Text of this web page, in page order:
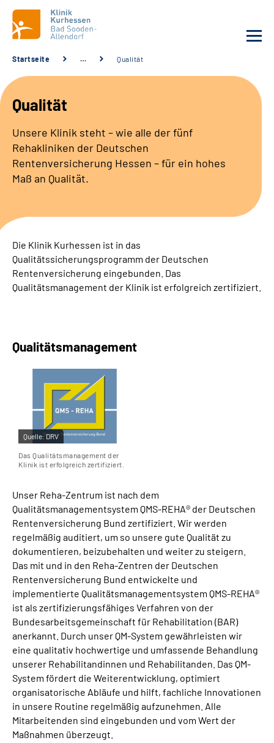
Unsere Klinik
Unsere Angebote
Service
Karriere
Sozialdienste & Zuweisende
Suche
Leichte Sprache
Startseite … Qualität
Qualität
Unsere Klinik steht – wie alle der fünf
Rehakliniken der Deutschen
Rentenversicherung Hessen – für ein hohes
Maß an Qualität.
Die Klinik Kurhessen ist in das
Qualitätssicherungsprogramm der Deutschen
Rentenversicherung eingebunden. Das
Qualitätsmanagement der Klinik ist erfolgreich zertifiziert.
Qualitätsmanagement
Quelle:DRV
Das Qualitätsmanagement der
Klinik ist erfolgreich zertifiziert.
Unser Reha-Zentrum ist nach dem
Qualitätsmanagementsystem QMS-REHA® der Deutschen
Rentenversicherung Bund zertifiziert. Wir werden
regelmäßig auditiert, um so unsere gute Qualität zu
dokumentieren, beizubehalten und weiter zu steigern.
Das mit und in den Reha-Zentren der Deutschen
Rentenversicherung Bund entwickelte und
implementierte Qualitätsmanagementsystem QMS-REHA®
ist als zertifizierungsfähiges Verfahren von der
Bundesarbeitsgemeinschaft für Rehabilitation (BAR)
anerkannt. Durch unser QM-System gewährleisten wir
eine qualitativ hochwertige und umfassende Behandlung
unserer Rehabilitandinnen und Rehabilitanden. Das QM-
System fördert die Weiterentwicklung, optimiert
organisatorische Abläufe und hilft, fachliche Innovationen
in unsere Routine regelmäßig aufzunehmen. Alle
Mitarbeitenden sind eingebunden und vom Wert der
Maßnahmen überzeugt.